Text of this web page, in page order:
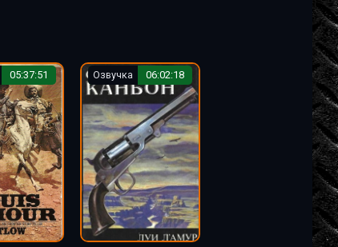
05:37:51 Озвучка 06:02:18